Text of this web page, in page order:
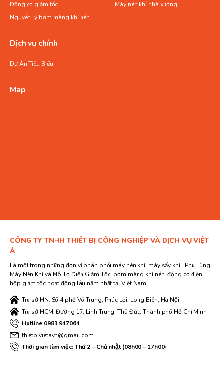
Động cơ giảm tốc
Máy nén khí nhà xưởng
Nguyên lý bơm màng khí nén
Dịch vụ chính
Dự Án Tiêu Biểu
Map
CÔNG TY TNHH THIẾT BỊ CÔNG NGHIỆP VÀ DỊCH VỤ VIỆT
Á
Là một trong những đơn vị phân phối máy nén khí, máy sấy khí, Phụ Tùng
Máy Nén Khí và Mô Tơ Điện Giảm Tốc, bơm màng khí nén, động cơ điện,
hộp giảm tốc hoạt động lâu năm nhất tại Việt Nam.
Trụ sở HN: Số 4 phố Võ Trung, Phúc Lợi, Long Biên, Hà Nội
Trụ sở HCM: Đường 17, Linh Trung, Thủ Đức, Thành phố Hồ Chí Minh
Hotline 0988 947064
thietbivietavn@gmail.com
Thời gian làm việc: Thứ 2 – Chủ nhật (08h00 – 17h00)